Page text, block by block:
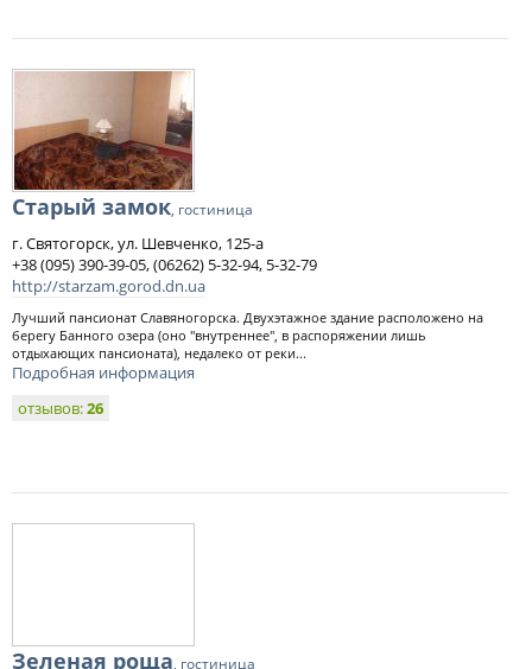
Старый замок, гостиница
г. Святогорск, ул. Шевченко, 125-а
+38 (095) 390-39-05, (06262) 5-32-94, 5-32-79
http://starzam.gorod.dn.ua
Лучший пансионат Славяногорска. Двухэтажное здание расположено на
берегу Банного озера (оно "внутреннее", в распоряжении лишь
отдыхающих пансионата), недалеко от реки...
Подробная информация
отзывов:26
Зеленая роща, гостиница